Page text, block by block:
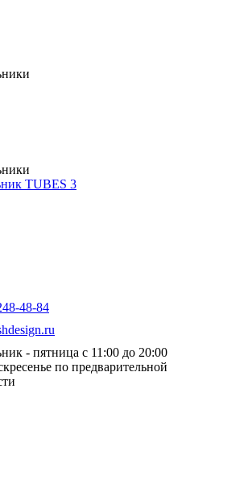
TUBES 3
48-84
- пятница с 11:00 до 20:00
по предварительной